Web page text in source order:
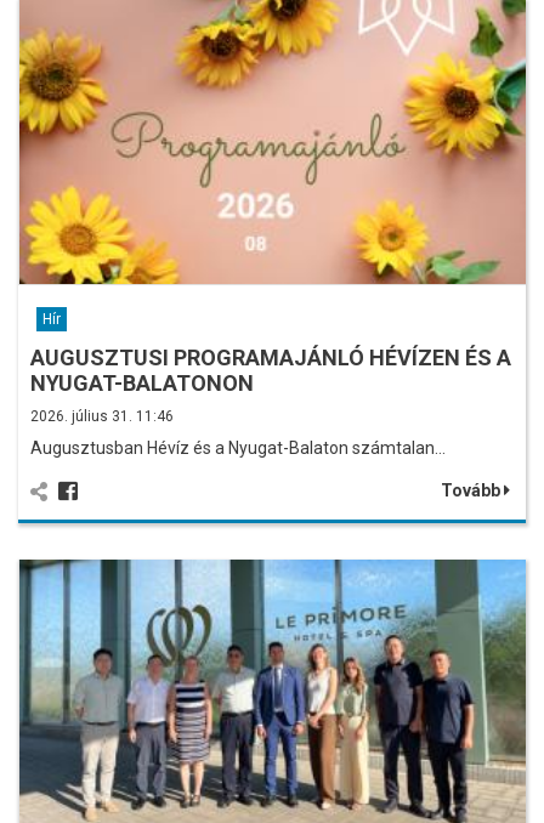
Hír
AUGUSZTUSI PROGRAMAJÁNLÓ HÉVÍZEN ÉS A
NYUGAT-BALATONON
2026. július 31. 11:46
Augusztusban Hévíz és a Nyugat-Balaton számtalan…
Tovább